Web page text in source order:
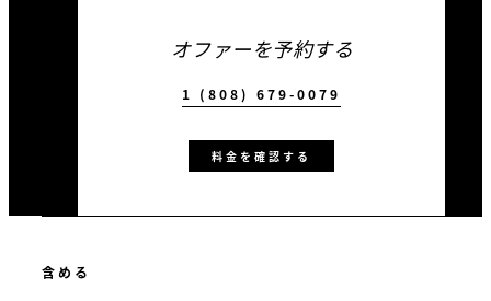
オファーを予約する
1 (808) 679-0079
料金を確認する
含める